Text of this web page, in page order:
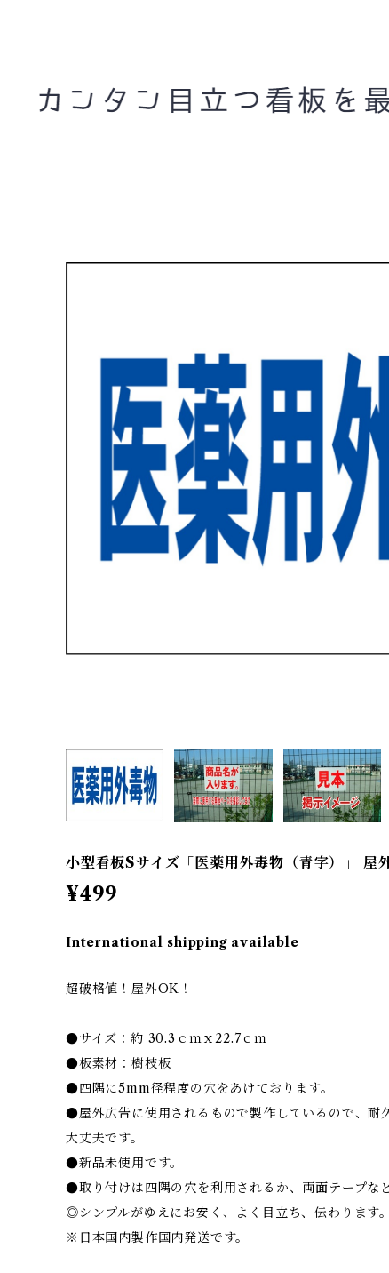
小型看板Sサイズ「医薬用外毒物（青字）」 屋
¥499
International shipping available
超破格値！屋外OK！
●サイズ：約 30.3ｃｍｘ22.7ｃｍ
●板素材：樹枝板
●四隅に5mm径程度の穴をあけております。
●屋外広告に使用されるもので製作しているので、耐
大丈夫です。
●新品未使用です。
●取り付けは四隅の穴を利用されるか、両面テープな
◎シンプルがゆえにお安く、よく目立ち、伝わります。
※日本国内製作国内発送です。